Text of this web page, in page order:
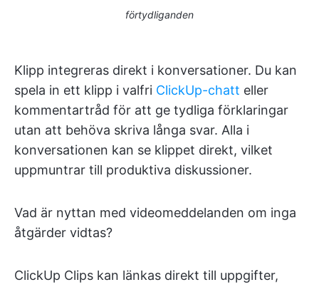
förtydliganden
Klipp integreras direkt i konversationer. Du kan
spela in ett klipp i valfri ClickUp-chatt eller
kommentartråd för att ge tydliga förklaringar
utan att behöva skriva långa svar. Alla i
konversationen kan se klippet direkt, vilket
uppmuntrar till produktiva diskussioner.
Vad är nyttan med videomeddelanden om inga
åtgärder vidtas?
ClickUp Clips kan länkas direkt till uppgifter,